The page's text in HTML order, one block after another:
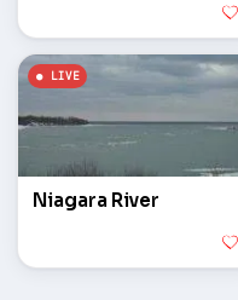
Niagara River